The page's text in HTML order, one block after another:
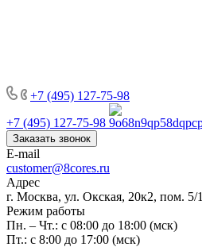
+7 (495) 127-75-98
+7 (495) 127-75-98
Заказать звонок
E-mail
customer@8cores.ru
Адрес
г. Москва, ул. Окская, 20к2, пом. 5/1
Режим работы
Пн. – Чт.: с 08:00 до 18:00 (мск)
Пт.: с 8:00 до 17:00 (мск)